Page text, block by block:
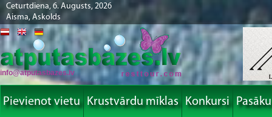
Ceturtdiena, 6. Augusts, 2026
Aisma, Askolds
info@atputasbazes.lv
Pievienot vietu Krustvārdu mīklas Konkursi